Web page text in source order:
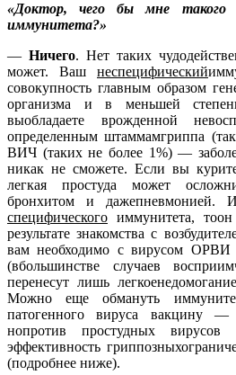
«Доктор, чего бы мне такого
иммунитета?»
— Ничего. Нет таких
может. Ваш неспецифический
совокупность главным образом
организма и в меньшей
выобладаете врожденной
определенным штаммамгриппа
ВИЧ (таких не более 1%) —
никак не сможете. Если вы
легкая простуда может
бронхитом и дажепневмонией.
специфического иммунитета, тоон
результате знакомства с
вам необходимо с вирусом ОРВИ
(вбольшинстве случаев
перенесут лишь
Можно еще обмануть
патогенного вируса вакцину
нопротив простудных
эффективность
(подробнее ниже).